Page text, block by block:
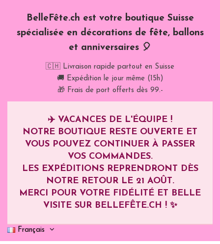
BelleFête.ch est votre boutique Suisse
spécialisée en décorations de fête, ballons
et anniversaires 🎈
🇨🇭 Livraison rapide partout en Suisse
🚚 Expédition le jour même (15h)
🎁 Frais de port offerts dès 99.-
✈️ VACANCES DE L'ÉQUIPE !
NOTRE BOUTIQUE RESTE OUVERTE ET
VOUS POUVEZ CONTINUER À PASSER
VOS COMMANDES.
LES EXPÉDITIONS REPRENDRONT DÈS
NOTRE RETOUR LE 21 AOÛT.
MERCI POUR VOTRE FIDÉLITÉ ET BELLE
VISITE SUR BELLEFÊTE.CH ! ✨
Français